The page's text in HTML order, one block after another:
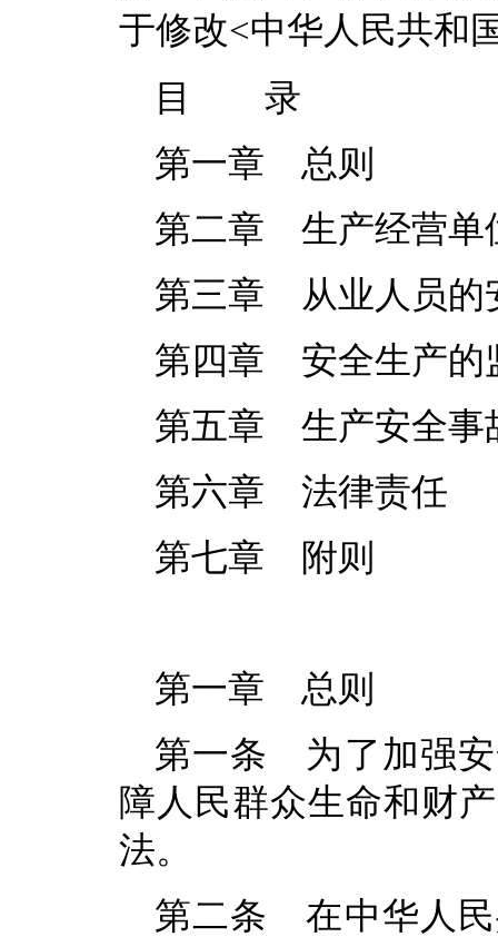
于修改<中华人民共和
目 录
第一章 总则
第二章 生产经营单
第三章 从业人员的
第四章 安全生产的
第五章 生产安全事
第六章 法律责任
第七章 附则
第一章 总则
第一条 为了加强安
障人民群众生命和财
法。
第二条 在中华人民